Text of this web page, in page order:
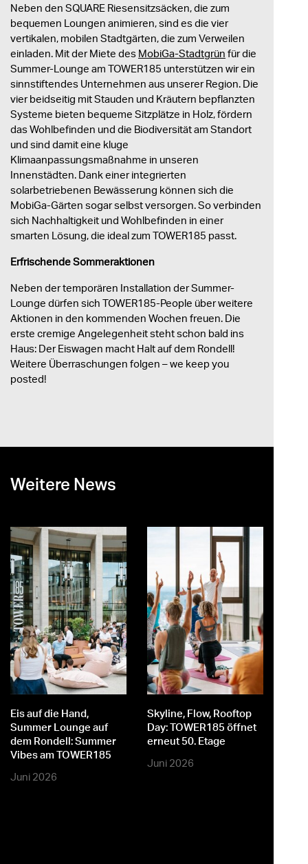
Neben den SQUARE Riesensitzsäcken, die zum
bequemen Loungen animieren, sind es die vier
vertikalen, mobilen Stadtgärten, die zum Verweilen
einladen. Mit der Miete des MobiGa-Stadtgrün für die
Summer-Lounge am TOWER185 unterstützen wir ein
sinnstiftendes Unternehmen aus unserer Region. Die
vier beidseitig mit Stauden und Kräutern bepflanzten
Systeme bieten bequeme Sitzplätze in Holz, fördern
das Wohlbefinden und die Biodiversität am Standort
und sind damit eine kluge
Klimaanpassungsmaßnahme in unseren
Innenstädten. Dank einer integrierten
solarbetriebenen Bewässerung können sich die
MobiGa-Gärten sogar selbst versorgen. So verbinden
sich Nachhaltigkeit und Wohlbefinden in einer
smarten Lösung, die ideal zum TOWER185 passt.
Erfrischende Sommeraktionen
Neben der temporären Installation der Summer-
Lounge dürfen sich TOWER185-People über weitere
Aktionen in den kommenden Wochen freuen. Die
erste cremige Angelegenheit steht schon bald ins
Haus: Der Eiswagen macht Halt auf dem Rondell!
Weitere Überraschungen folgen – we keep you
posted!
Weitere News
Eis auf die Hand,
Summer Lounge auf
dem Rondell: Summer
Vibes am TOWER185
Juni 2026
Skyline, Flow, Rooftop
Day: TOWER185 öffnet
erneut 50. Etage
Juni 2026